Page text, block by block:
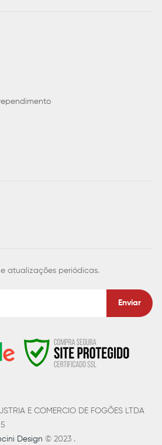
atualizações periódicas.
Enviar
E COMERCIO DE FOGÕES LTDA
Design © 2023 .